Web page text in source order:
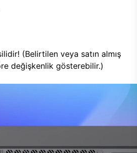
(Belirtilen veya satın almış
değişkenlik gösterebilir.)